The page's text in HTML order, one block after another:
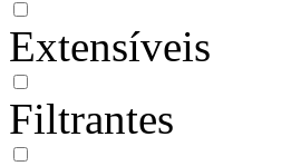
Extensíveis
Filtrantes